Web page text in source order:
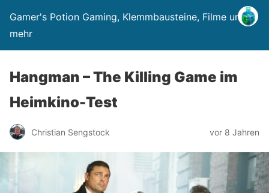
Gamer's Potion Gaming, Klemmbausteine, Filme und
mehr
Hangman – The Killing Game im
Heimkino-Test
Christian Sengstock vor 8 Jahren